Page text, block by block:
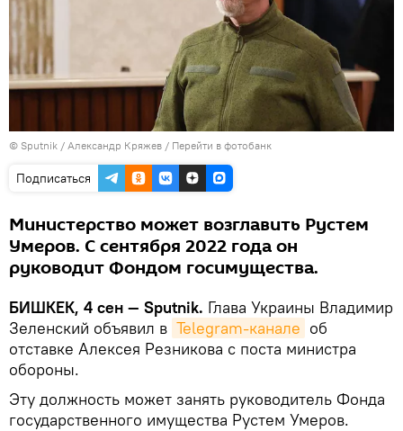
© Sputnik / Александр Кряжев / Перейти в фотобанк
Подписаться
Министерство может возглавить Рустем
Умеров. С сентября 2022 года он
руководит Фондом госимущества.
БИШКЕК, 4 сен — Sputnik. Глава Украины Владимир
Зеленский объявил в Telegram-канале об
отставке Алексея Резникова с поста министра
обороны.
Эту должность может занять руководитель Фонда
государственного имущества Рустем Умеров.